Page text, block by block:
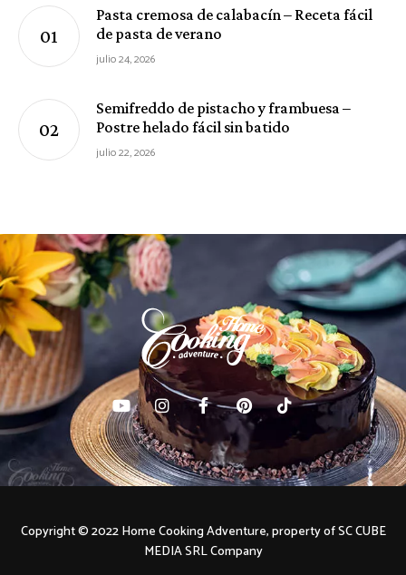
Pasta cremosa de calabacín – Receta fácil
de pasta de verano
julio 24, 2026
Semifreddo de pistacho y frambuesa –
Postre helado fácil sin batido
julio 22, 2026
Copyright © 2022 Home Cooking Adventure, property of SC CUBE
MEDIA SRL Company